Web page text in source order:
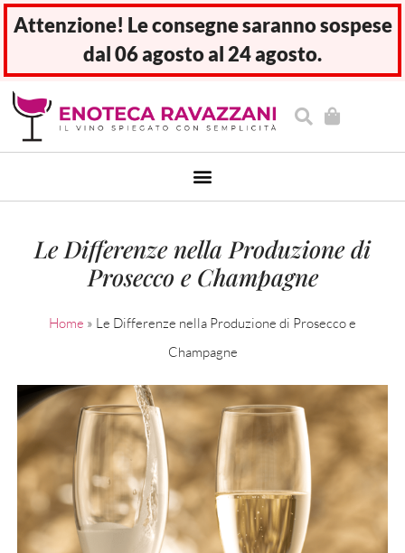
Attenzione! Le consegne saranno sospese
dal 06 agosto al 24 agosto.
Le Differenze nella Produzione di
Prosecco e Champagne
Home » Le Differenze nella Produzione di Prosecco e
Champagne